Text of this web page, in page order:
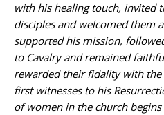
with his healing touch, invited
disciples and welcomed them
supported his mission,
to Cavalry and remained
rewarded their fidality with
first witnesses to his
of women in the church